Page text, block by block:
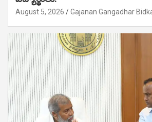
August 5, 2026 Gajanan Gangadhar